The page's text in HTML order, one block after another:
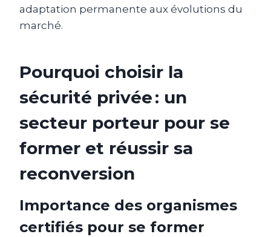
adaptation permanente aux évolutions du
marché.
Pourquoi choisir la
sécurité privée : un
secteur porteur pour se
former et réussir sa
reconversion
Importance des organismes
certifiés pour se former